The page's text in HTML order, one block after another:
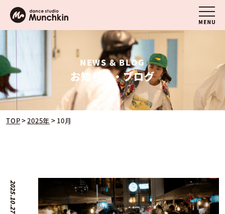
NEWS & BLOG
お知らせ・ブログ
TOP>2025年 > 10月
2025.10.27